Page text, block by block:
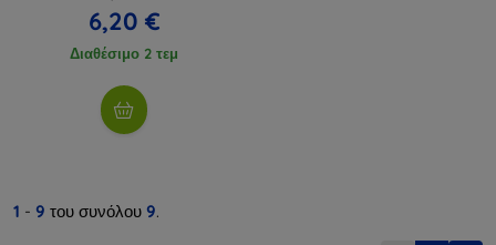
6,20 €
Διαθέσιμο 2 τεμ
1 - 9 του συνόλου 9.